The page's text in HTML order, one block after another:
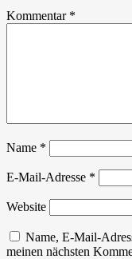
Kommentar *
Name *
E-Mail-Adresse *
Website
Name, E-Mail-
meinen nächsten